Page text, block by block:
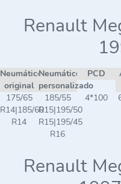
Renault
Neumático
original
Neumático
personalizado
PCD
175/65
R14|185/60
R14
185/55
R15|195/50
R15|195/45
R16
4*100
Renault